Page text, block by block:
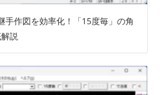
手作図を効率化！「15度毎」の角
説